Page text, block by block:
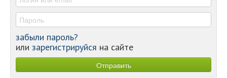
забыли пароль?
или зарегистрируйся на сайте